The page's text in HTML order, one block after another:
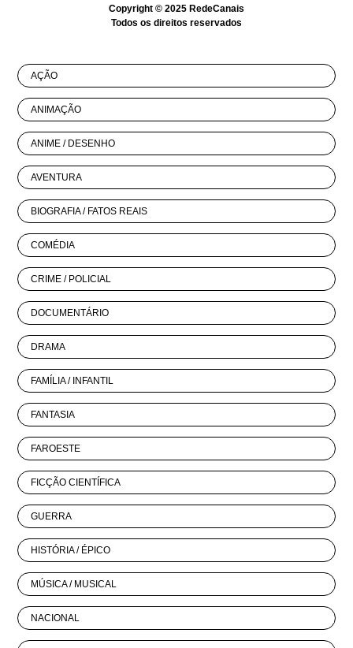
Copyright © 2025 RedeCanais
Todos os direitos reservados
AÇÃO
ANIMAÇÃO
ANIME / DESENHO
AVENTURA
BIOGRAFIA / FATOS REAIS
COMÉDIA
CRIME / POLICIAL
DOCUMENTÁRIO
DRAMA
FAMÍLIA / INFANTIL
FANTASIA
FAROESTE
FICÇÃO CIENTÍFICA
GUERRA
HISTÓRIA / ÉPICO
MÚSICA / MUSICAL
NACIONAL